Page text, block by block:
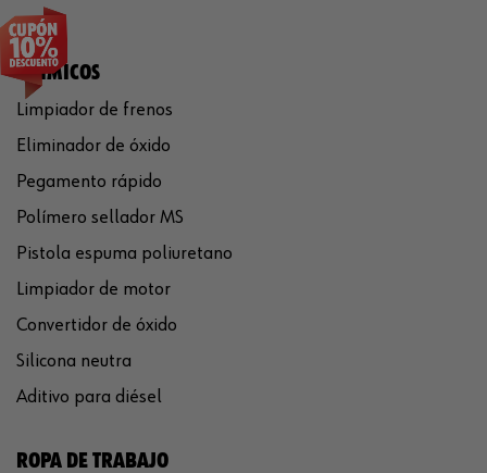
QUÍMICOS
Limpiador de frenos
Eliminador de óxido
Pegamento rápido
Polímero sellador MS
Pistola espuma poliuretano
Limpiador de motor
Convertidor de óxido
Silicona neutra
Aditivo para diésel
ROPA DE TRABAJO